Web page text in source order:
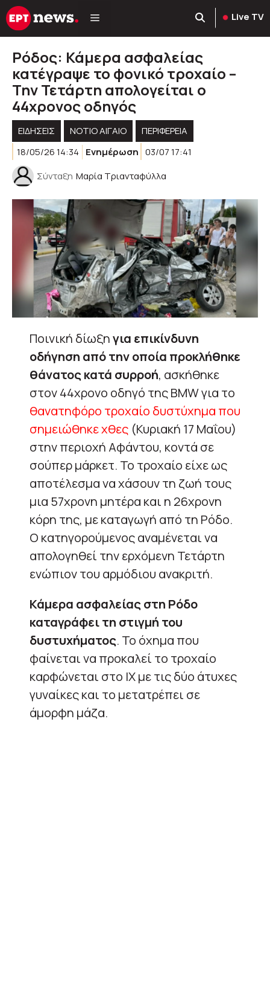
Μετάβαση
σε
Live TV
Ρόδος: Κάμερα ασφαλείας
κατέγραψε το φονικό τροχαίο –
Την Τετάρτη απολογείται ο
44χρονος οδηγός
ΕΙΔΗΣΕΙΣ ΝΟΤΙΟ ΑΙΓΑΙΟ
ΠΕΡΙΦΈΡΕΙΑ
18/05/26 14:34
Ενημέρωση 03/07 17:41
Σύνταξη Μαρία Τριανταφύλλα
Ποινική δίωξηγια επικίνδυνη
οδήγηση από την οποία προκλήθηκε
θάνατος κατά συρροή, ασκήθηκε
στον 44χρονο οδηγό της BMW για το
θανατηφόρο τροχαίο δυστύχημα που
σημειώθηκε χθες (Κυριακή 17 Μαΐου)
στην περιοχή Αφάντου, κοντά σε
σούπερ μάρκετ. Το τροχαίο είχε ως
αποτέλεσμα να χάσουν τη ζωή τους
μια 57χρονη μητέρα και η 26χρονη
κόρη της, με καταγωγή από τη Ρόδο.
Ο κατηγορούμενος αναμένεται να
απολογηθεί την ερχόμενη Τετάρτη
ενώπιον του αρμόδιου ανακριτή.
Κάμερα ασφαλείας στη Ρόδο
καταγράφει τη στιγμή του
δυστυχήματος. Το όχημα που
φαίνεται να προκαλεί το τροχαίο
καρφώνεται στο ΙΧ με τις δύο άτυχες
γυναίκες και το μετατρέπει σε
άμορφη μάζα.